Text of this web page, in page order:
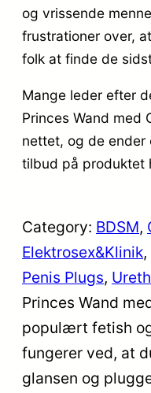
og vrissende
frustrationer over,
folk at finde de
Mange leder efter
Princes Wand med
nettet, og de
tilbud på produktet
Category: BDSM,
Elektrosex&Klinik,
Penis Plugs,
Princes Wand
populært fetish
fungerer ved, at
glansen og